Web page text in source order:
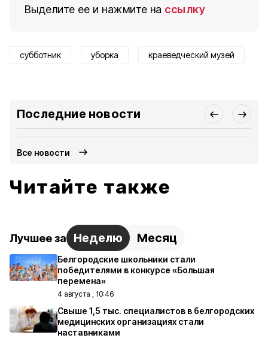
Выделите ее и нажмите на ссылку
субботник уборка краеведческий музей
Последние новости
Все новости
Читайте также
Лучшее за Неделю Месяц
Белгородские школьники стали
победителями в конкурсе «Большая
перемена»
4 августа , 10:46
Свыше 1,5 тыс. специалистов в белгородских
медицинских организациях стали
наставниками